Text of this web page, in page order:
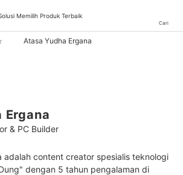
Memilih Produk Terbaik
Cari
Atasa Yudha Ergana
Ergana
& PC Builder
adalah content creator spesialis teknologi
dengan 5 tahun pengalaman di